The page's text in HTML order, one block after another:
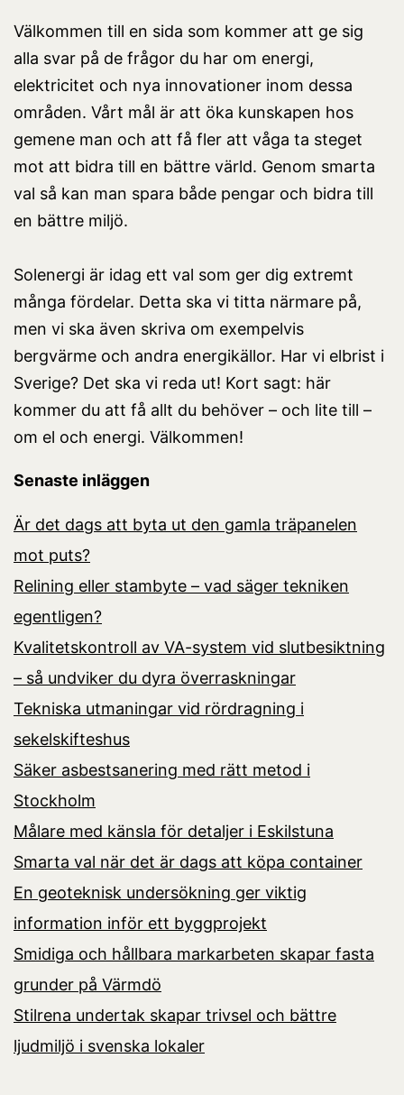
Välkommen till en sida som kommer att ge sig
alla svar på de frågor du har om energi,
elektricitet och nya innovationer inom dessa
områden. Vårt mål är att öka kunskapen hos
gemene man och att få fler att våga ta steget
mot att bidra till en bättre värld. Genom smarta
val så kan man spara både pengar och bidra till
en bättre miljö.
Solenergi är idag ett val som ger dig extremt
många fördelar. Detta ska vi titta närmare på,
men vi ska även skriva om exempelvis
bergvärme och andra energikällor. Har vi elbrist i
Sverige? Det ska vi reda ut! Kort sagt: här
kommer du att få allt du behöver – och lite till –
om el och energi. Välkommen!
Senaste inläggen
Är det dags att byta ut den gamla träpanelen
mot puts?
Relining eller stambyte – vad säger tekniken
egentligen?
Kvalitetskontroll av VA-system vid slutbesiktning
– så undviker du dyra överraskningar
Tekniska utmaningar vid rördragning i
sekelskifteshus
Säker asbestsanering med rätt metod i
Stockholm
Målare med känsla för detaljer i Eskilstuna
Smarta val när det är dags att köpa container
En geoteknisk undersökning ger viktig
information inför ett byggprojekt
Smidiga och hållbara markarbeten skapar fasta
grunder på Värmdö
Stilrena undertak skapar trivsel och bättre
ljudmiljö i svenska lokaler